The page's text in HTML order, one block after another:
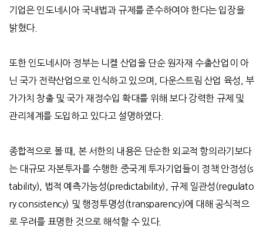
기업은 인도네시아 국내법과 규제를 준수하여야 한다는 입장을
밝혔다.
또한 인도네시아 정부는 니켈 산업을 단순 원자재 수출산업이 아
닌 국가 전략산업으로 인식하고 있으며, 다운스트림 산업 육성, 부
가가치 창출 및 국가 재정수입 확대를 위해 보다 강력한 규제 및
관리체계를 도입하고 있다고 설명하였다.
종합적으로 볼 때, 본 서한의 내용은 단순한 외교적 항의라기보다
는 대규모 자본투자를 수행한 중국계 투자기업들이 정책 안정성(s
tability), 법적 예측가능성(predictability), 규제 일관성(regulato
ry consistency) 및 행정투명성(transparency)에 대해 공식적으
로 우려를 표명한 것으로 해석할 수 있다.